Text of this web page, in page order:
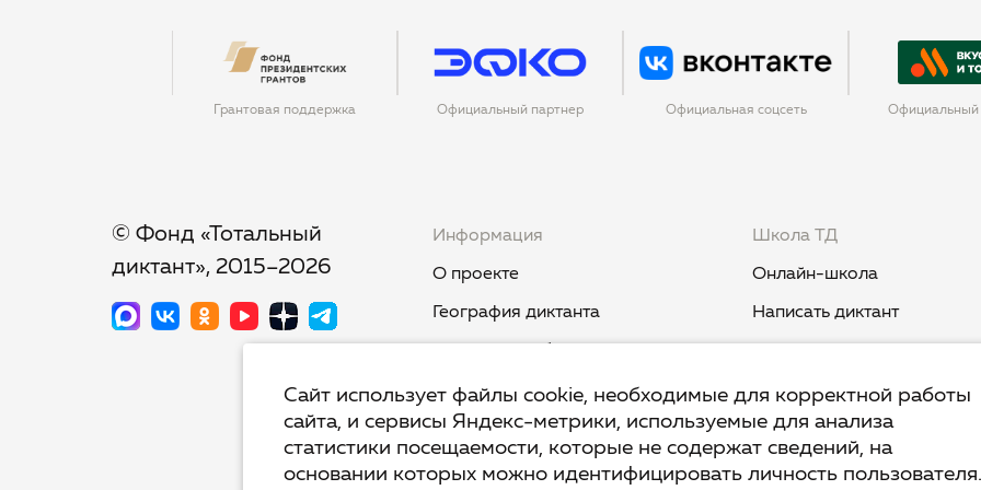
Грантовая поддержка Официальный партнер Официальная соцсеть Официальный
© Фонд «Тотальный
диктант», 2015–2026
Информация
О проекте
География диктанта
Тест-квест TruD
Тот.Язык
Школа ТД
Онлайн-школа
Написать диктант
Курс «Мыш кродеться»
Курс «Русская пунктуация:
Сайт использует файлы cookie, необходимые для корректной работы
сайта, и сервисы Яндекс-метрики, используемые для анализа
статистики посещаемости, которые не содержат сведений, на
основании которых можно идентифицировать личность пользователя.